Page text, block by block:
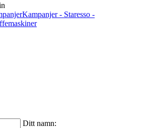
Kampanjer - Staresso -
Ditt namn: